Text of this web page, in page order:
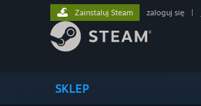
SKLEP
Zainstaluj Steam zaloguj się